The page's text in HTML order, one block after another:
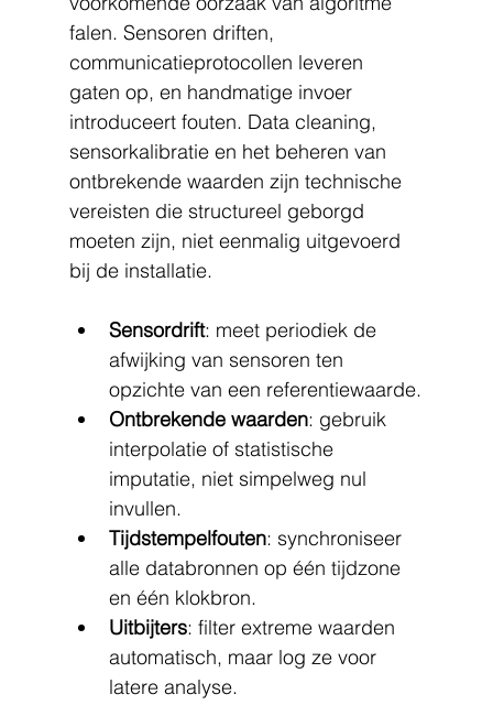
falen. Sensoren driften,
communicatieprotocollen leveren
gaten op, en handmatige invoer
introduceert fouten. Data cleaning,
sensorkalibratie en het beheren van
ontbrekende waarden zijn technische
vereisten die structureel geborgd
moeten zijn, niet eenmalig uitgevoerd
bij de installatie.
Sensordrift: meet periodiek de
afwijking van sensoren ten
opzichte van een referentiewaarde.
Ontbrekende waarden: gebruik
interpolatie of statistische
imputatie, niet simpelweg nul
invullen.
Tijdstempelfouten: synchroniseer
alle databronnen op één tijdzone
en één klokbron.
Uitbijters: filter extreme waarden
automatisch, maar log ze voor
latere analyse.